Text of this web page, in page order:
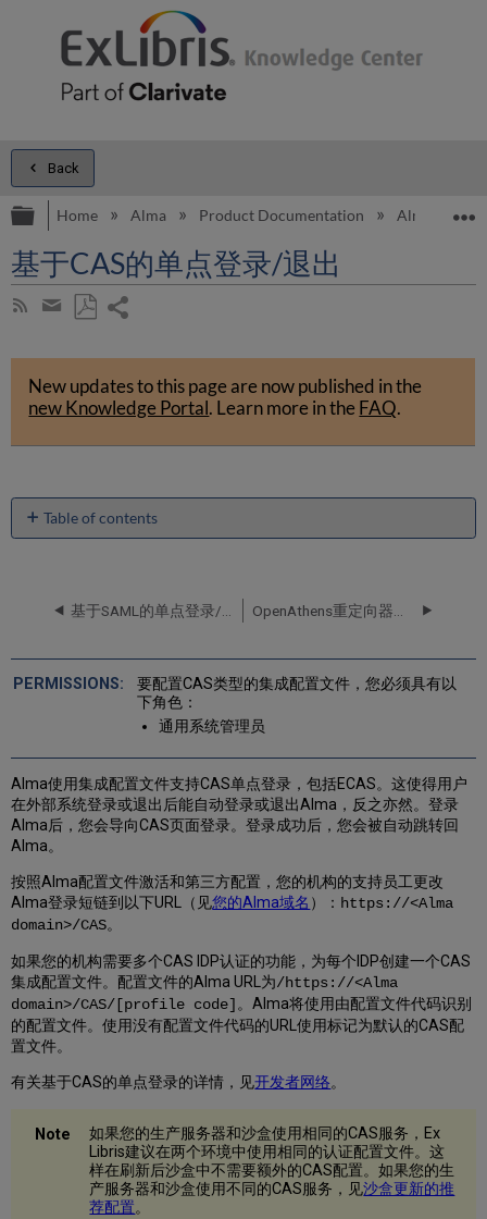
Back
Expand/collapse global hierarchy
Home Alma Product Documentation Alma Online
基于CAS的单点登录/退出
Subscribe
RSS
Share
by
email
as
PDF
New updates to this page are now published in the
new Knowledge Portal. Learn more in theFAQ.
Table of contents
No
要配置CAS类型的集成配置文件，您必须具有以
下角色：
通用系统管理员
Alma使用集成配置文件支持CAS单点登录，包括ECAS。这使得用户
在外部系统登录或退出后能自动登录或退出Alma，反之亦然。登录
Alma后，您会导向CAS页面登录。登录成功后，您会被自动跳转回
Alma。
按照Alma配置文件激活和第三方配置，您的机构的支持员工更改
Alma登录短链到以下URL（见您的Alma域名 ）： https://<Alma
domain>/CAS。
如果您的机构需要多个CAS IDP认证的功能，为每个IDP创建一个CAS
集成配置文件。配置文件的Alma URL为/https://<Alma
domain>/CAS/[profile code] 。Alma将使用由配置文件代码识别
的配置文件。使用没有配置文件代码的URL使用标记为默认的CAS配
置文件。
有关基于CAS的单点登录的详情，见开发者网络。
如果您的生产服务器和沙盒使用相同的CAS服务，Ex
Libris建议在两个环境中使用相同的认证配置文件。这
样在刷新后沙盒中不需要额外的CAS配置。如果您的生
产服务器和沙盒使用不同的CAS服务，见沙盒更新的推
荐配置。